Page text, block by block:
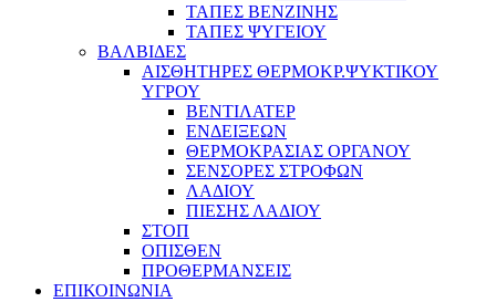
ΤΑΠΕΣ ΒΕΝΖΙΝΗΣ
ΤΑΠΕΣ ΨΥΓΕΙΟΥ
ΒΑΛΒΙΔΕΣ
ΑΙΣΘΗΤΗΡΕΣ ΘΕΡΜΟΚΡ.ΨΥΚΤΙΚΟΥ
ΥΓΡΟΥ
ΒΕΝΤΙΛΑΤΕΡ
ΕΝΔΕΙΞΕΩΝ
ΘΕΡΜΟΚΡΑΣΙΑΣ ΟΡΓΑΝΟΥ
ΣΕΝΣΟΡΕΣ ΣΤΡΟΦΩΝ
ΛΑΔΙΟΥ
ΠΙΕΣΗΣ ΛΑΔΙΟΥ
ΣΤΟΠ
ΟΠΙΣΘΕΝ
ΠΡΟΘΕΡΜΑΝΣΕΙΣ
ΕΠΙΚΟΙΝΩΝΙΑ